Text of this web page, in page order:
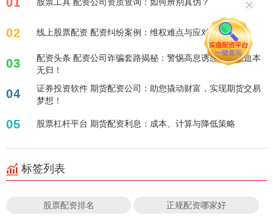
02 线上股票配资 配资纠纷案例：维权难点与应对策略
03
配资头条 配资公司诈骗套路揭秘：警惕高息诱惑，避免血本
无归！
04
证券投资软件 期货配资公司：助您撬动财富，实现期货交易
梦想！
05 股票杠杆平台 期货配资利息：成本、计算与降低策略
标签列表
股票配资排名 正规配资哪家好